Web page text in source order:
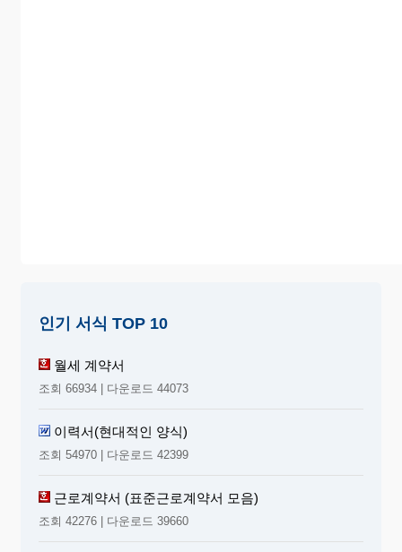
인기 서식 TOP 10
월세 계약서
조회 66934 | 다운로드 44073
이력서(현대적인 양식)
조회 54970 | 다운로드 42399
근로계약서 (표준근로계약서 모음)
조회 42276 | 다운로드 39660